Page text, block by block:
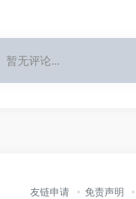
暂无评论...
友链申请 免责声明